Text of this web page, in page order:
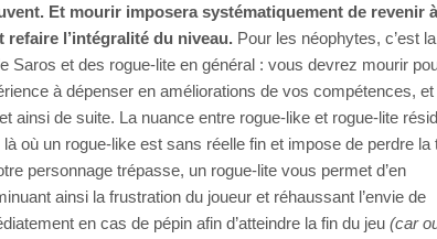
Et mourir imposera systématiquement de revenir à
l’intégralité du niveau. Pour les néophytes, c’est la
Saros et des rogue-lite en général : vous devrez mourir
à dépenser en améliorations de vos compétences, et
ainsi de suite. La nuance entre rogue-like et rogue-lite
où un rogue-like est sans réelle fin et impose de perdre la
personnage trépasse, un rogue-lite vous permet d’en
ainsi la frustration du joueur et réhaussant l’envie de
en cas de pépin afin d’atteindre la fin du jeu (car